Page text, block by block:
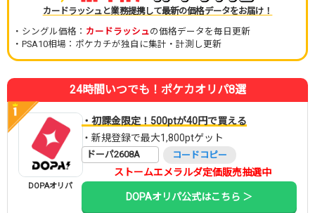
カードラッシュと業務提携して最新の価格データをお届け！
・シングル価格： カードラッシュの価格データを毎日更新
・PSA10相場：ポケカチが独自に集計・計測し更新
24時間いつでも！ポケカオリパ8選
DOPAオリパ
・初課金限定！500ptが40円で買える
・新規登録で最大1,800ptゲット
ドーパ2608A コードコピー
ストームエメラルダ定価販売抽選中
DOPAオリパ公式はこちら ＞